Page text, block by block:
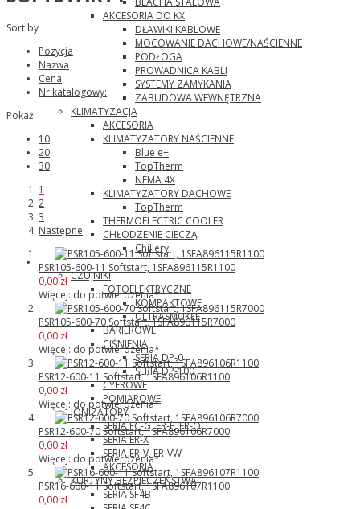
AKCESORIA DO KX
DŁAWIKI KABLOWE
MOCOWANIE DACHOWE/NAŚCIENNE
PODŁOGA
PROWADNICA KABLI
SYSTEMY ZAMYKANIA
ZABUDOWA WEWNĘTRZNA
KLIMATYZACJA
AKCESORIA
KLIMATYZATORY NAŚCIENNE
Blue e+
TopTherm
NEMA 4X
KLIMATYZATORY DACHOWE
TopTherm
THERMOELECTRIC COOLER
CHŁODZENIE CIECZĄ
Chillery
Panasonic
CZUJNIKI
FOTOELEKTRYCZNE
KOMPAKTOWE
ULTRASMUKŁE
BARIEROWE
CIŚNIENIA
SERIA DP-0
SERIA DP-100
CYFROWE
POMIAROWE
JONIZATORY
SERIA EC-G, ER-F, ER-Q
SERIA ER-X
SERIA ER-V, ER-VW
AKCESORIA
KURTYNY BEZPIECZEŃSTWA
SERIA SF4B
Sort by
Pozycja
Nazwa
Cena
Nr katalogowy:
Pokaż
10
20
30
1
2
3
Następne
PSR105-600-11 Softstart, 1SFA896115R1100
0,00 zł
Więcej: do potwierdzenia*
PSR105-600-70 Softstart, 1SFA896115R7000
0,00 zł
Więcej: do potwierdzenia*
PSR12-600-11 Softstart, 1SFA896106R1100
0,00 zł
Więcej: do potwierdzenia*
PSR12-600-70 Softstart, 1SFA896106R7000
0,00 zł
Więcej: do potwierdzenia*
PSR16-600-11 Softstart, 1SFA896107R1100
0,00 zł